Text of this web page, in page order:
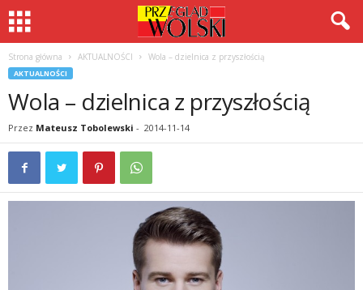
Strona główna AKTUALNOŚCI Wola – dzielnica z przyszłością
AKTUALNOŚCI
Wola – dzielnica z przyszłością
Przez Mateusz Tobolewski - 2014-11-14